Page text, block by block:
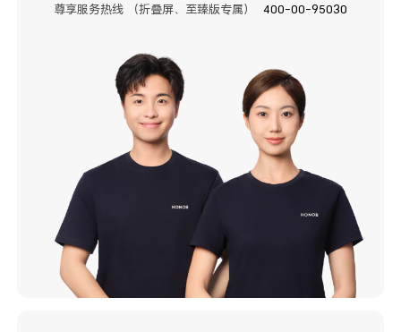
尊享服务热线 （折叠屏、至臻版专属）
400-00-95030